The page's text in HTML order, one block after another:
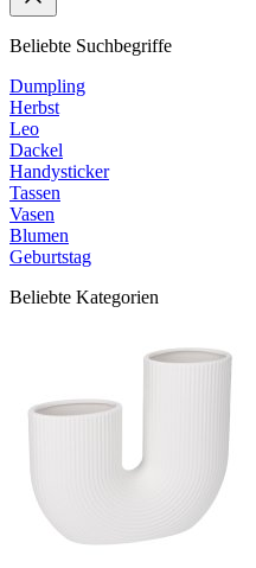
Beliebte Suchbegriffe
Dumpling
Herbst
Leo
Dackel
Handysticker
Tassen
Vasen
Blumen
Geburtstag
Beliebte Kategorien